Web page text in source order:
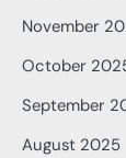
November
October
September
August 2025